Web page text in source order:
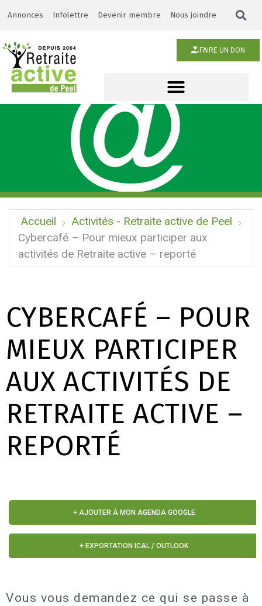
Annonces Infolettre Devenir membre Nous joindre
FAIRE UN DON
Accueil
Activités - Retraite active de Peel
Cybercafé – Pour mieux participer aux
activités de Retraite active – reporté
CYBERCAFÉ – POUR
MIEUX PARTICIPER
AUX ACTIVITÉS DE
RETRAITE ACTIVE –
REPORTÉ
+ AJOUTER À MON AGENDA GOOGLE
+ EXPORTATION ICAL / OUTLOOK
Vous vous demandez ce qui se passe à